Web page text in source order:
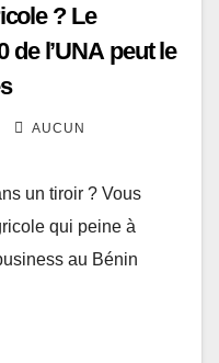
? Le
de l’UNA peut le
AUCUN
un tiroir ? Vous
qui peine à
au Bénin